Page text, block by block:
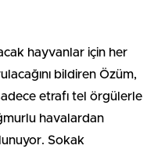
hayvanlar için her
bildiren Özüm,
etrafı tel örgülerle
havalardan
Sokak